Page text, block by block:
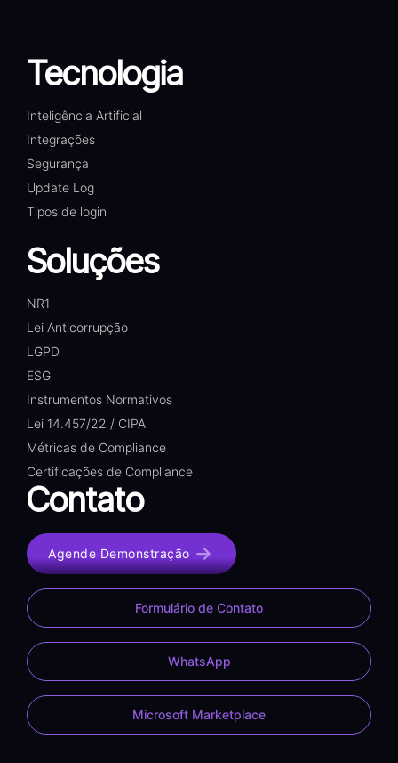
Tecnologia
Inteligência Artificial
Integrações
Segurança
Update Log
Tipos de login
Soluções
NR1
Lei Anticorrupção
LGPD
ESG
Instrumentos Normativos
Lei 14.457/22 / CIPA
Métricas de Compliance
Certificações de Compliance
Contato
Agende Demonstração
Formulário de Contato
WhatsApp
Microsoft Marketplace